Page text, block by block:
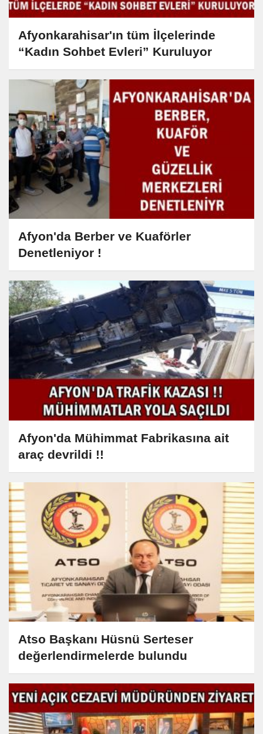
Afyonkarahisar'ın tüm İlçelerinde
“Kadın Sohbet Evleri” Kuruluyor
Afyon'da Berber ve Kuaförler
Denetleniyor !
Afyon'da Mühimmat Fabrikasına ait
araç devrildi !!
Atso Başkanı Hüsnü Serteser
değerlendirmelerde bulundu